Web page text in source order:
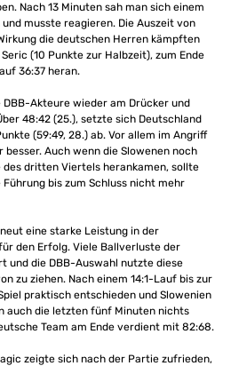
Nach 13 Minuten sah man sich einem
musste reagieren. Die Auszeit von
die deutschen Herren kämpften
(10 Punkte zur Halbzeit), zum Ende
36:37 heran.
Akteure wieder am Drücker und
48:42 (25.), setzte sich Deutschland
(59:49, 28.) ab. Vor allem im Angriff
Auch wenn die Slowenen noch
des dritten Viertels herankamen, sollte
bis zum Schluss nicht mehr
eine starke Leistung in der
den Erfolg. Viele Ballverluste der
und die DBB-Auswahl nutzte diese
zu ziehen. Nach einem 14:1-Lauf bis zur
praktisch entschieden und Slowenien
auch die letzten fünf Minuten nichts
Team am Ende verdient mit 82:68.
zeigte sich nach der Partie zufrieden,